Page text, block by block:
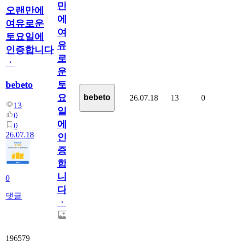
오랜만에
여유로운
토요일에
인증합니다
ㆍ
bebeto
13
0
0
26.07.18
0
댓글
만
에
여
유
로
운
토
요
일
에
인
증
합
니
다
ㆍ
bebeto 26.07.18 13 0
196579